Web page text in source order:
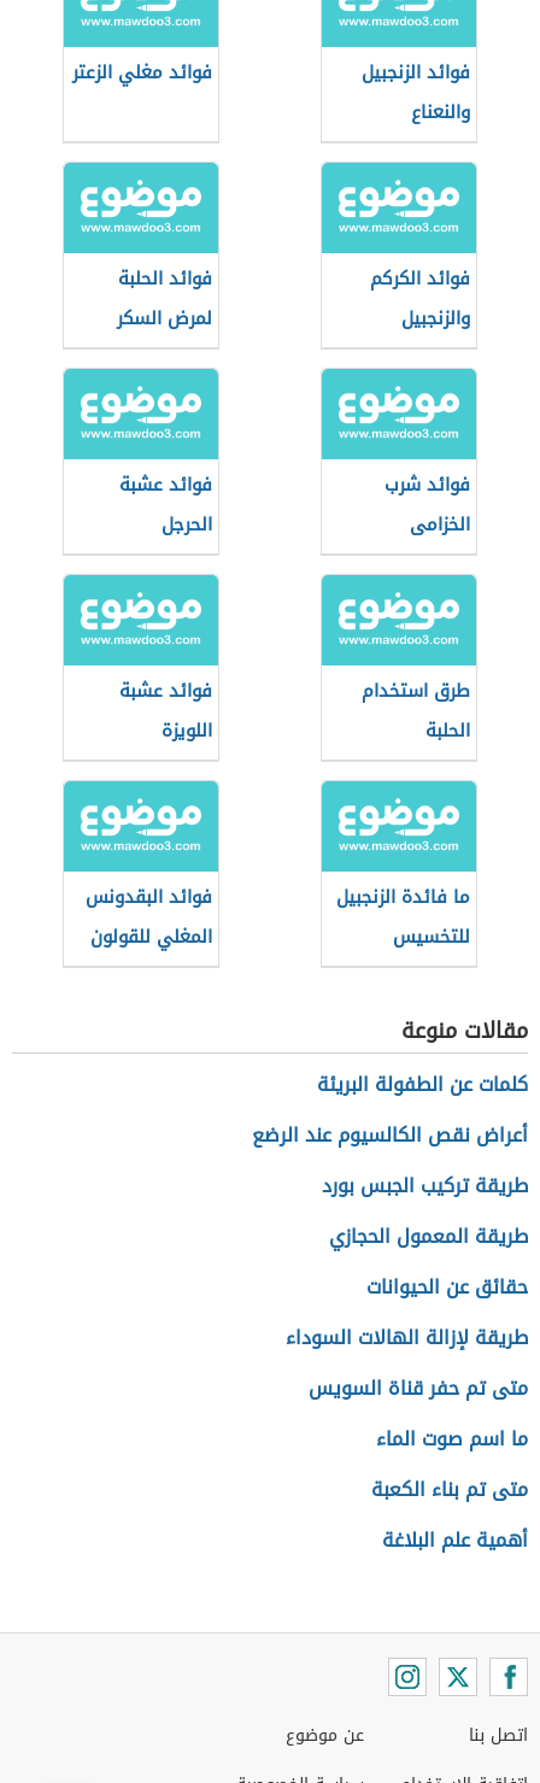
فوائد الزنجبيل
والنعناع
فوائد مغلي الزعتر
فوائد الكركم
والزنجبيل
فوائد الحلبة
لمرض السكر
فوائد شرب
الخزامى
فوائد عشبة
الحرجل
طرق استخدام
الحلبة
فوائد عشبة
اللويزة
ما فائدة الزنجبيل
للتخسيس
فوائد البقدونس
المغلي للقولون
مقالات منوعة
كلمات عن الطفولة البريئة
أعراض نقص الكالسيوم عند الرضع
طريقة تركيب الجبس بورد
طريقة المعمول الحجازي
حقائق عن الحيوانات
طريقة لإزالة الهالات السوداء
متى تم حفر قناة السويس
ما اسم صوت الماء
متى تم بناء الكعبة
أهمية علم البلاغة
اتصل بنا
عن موضوع